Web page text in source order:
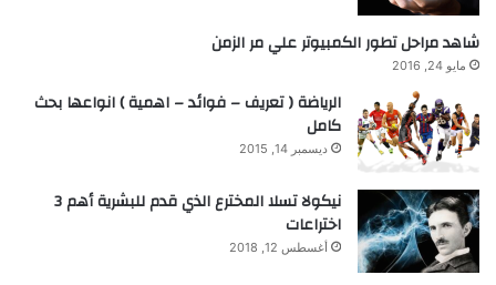
شاهد مراحل تطور الكمبيوتر علي مر الزمن
مايو 24, 2016
الرياضة ( تعريف – فوائد – اهمية ) انواعها بحث
كامل
ديسمبر 14, 2015
نيكولا تسلا المخترع الذي قدم للبشرية أهم 3
اختراعات
أغسطس 12, 2018